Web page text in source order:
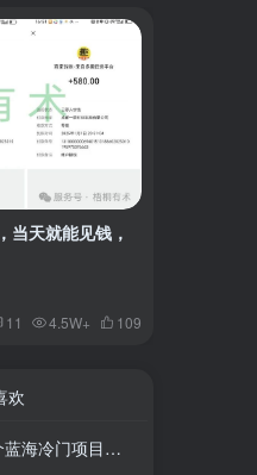
当天就能见钱，
11 4.5W+ 109
欢
红书上卖人事虚拟资料